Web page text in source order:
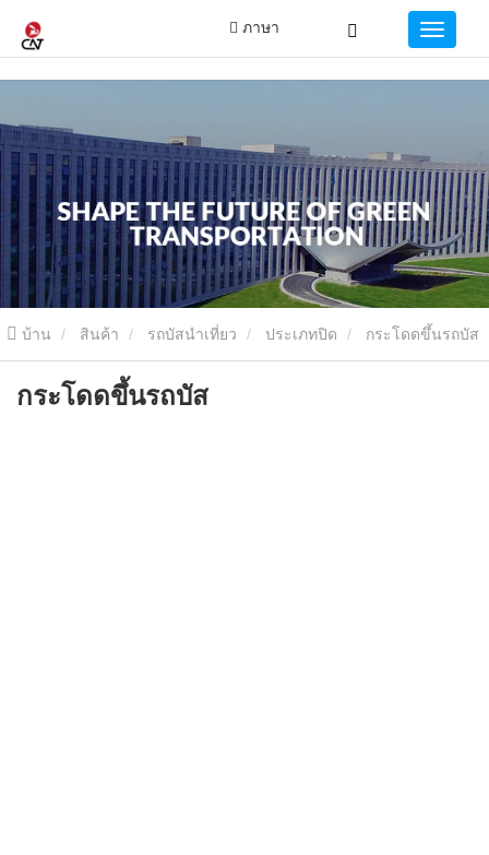
ภาษา
บ้าน สินค้า รถบัสนำเที่ยว ประเภทปิด กระโดดขึ้นรถบัส
กระโดดขึ้นรถบัส